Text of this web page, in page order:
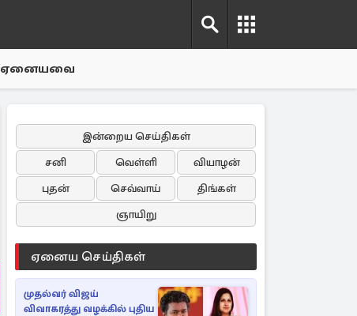
ஏனையவை
இன்றைய செய்திகள்
சனி
வெள்ளி
வியாழன்
புதன்
செவ்வாய்
திங்கள்
ஞாயிறு
ஏனைய செய்திகள்
முதல்வர் விஜய்
விவாகரத்து வழக்கில் புதிய